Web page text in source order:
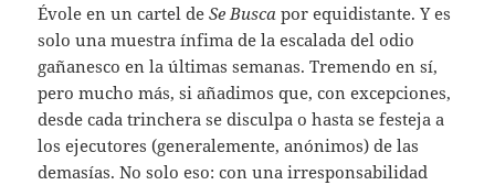
Évole en un cartel deSe Busca por equidistante. Y es
solo una muestra ínfima de la escalada del odio
gañanesco en la últimas semanas. Tremendo en sí,
pero mucho más, si añadimos que, con excepciones,
desde cada trinchera se disculpa o hasta se festeja a
los ejecutores (generalemente, anónimos) de las
demasías. No solo eso: con una irresponsabilidad